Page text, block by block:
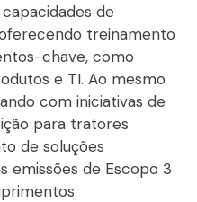
de
treinamento
chave, como
e TI. Ao mesmo
com iniciativas de
para tratores
de soluções
emissões de Escopo 3